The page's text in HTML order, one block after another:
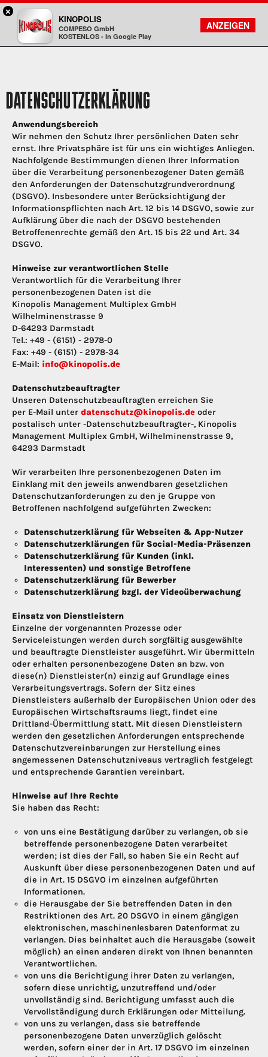
Kinopolis
FILMSUCHE
KONTO
DATENSCHUTZERKLÄRUNG
Anwendungsbereich
Wir nehmen den Schutz Ihrer persönlichen Daten sehr
ernst. Ihre Privatsphäre ist für uns ein wichtiges Anliegen.
Nachfolgende Bestimmungen dienen Ihrer Information
über die Verarbeitung personenbezogener Daten gemäß
den Anforderungen der Datenschutzgrundverordnung
(DSGVO). Insbesondere unter Berücksichtigung der
Informationspflichten nach Art. 12 bis 14 DSGVO, sowie zur
Aufklärung über die nach der DSGVO bestehenden
Betroffenenrechte gemäß den Art. 15 bis 22 und Art. 34
DSGVO.
Hinweise zur verantwortlichen Stelle
Verantwortlich für die Verarbeitung Ihrer
personenbezogenen Daten ist die
Kinopolis Management Multiplex GmbH
Wilhelminenstrasse 9
D-64293 Darmstadt
Tel.: +49 - (6151) - 2978-0
Fax: +49 - (6151) - 2978-34
E-Mail: info@kinopolis.de
Datenschutzbeauftragter
Unseren Datenschutzbeauftragten erreichen Sie
per E-Mail unter datenschutz@kinopolis.de oder
postalisch unter -Datenschutzbeauftragter-, Kinopolis
Management Multiplex GmbH, Wilhelminenstrasse 9,
64293 Darmstadt
Wir verarbeiten Ihre personenbezogenen Daten im
Einklang mit den jeweils anwendbaren gesetzlichen
Datenschutzanforderungen zu den je Gruppe von
Betroffenen nachfolgend aufgeführten Zwecken:
Datenschutzerklärung für Webseiten & App-Nutzer
Datenschutzerklärungen für Social-Media-Präsenzen
Datenschutzerklärung für Kunden (inkl.
Interessenten) und sonstige Betroffene
Datenschutzerklärung für Bewerber
Datenschutzerklärung bzgl. der Videoüberwachung
Einsatz von Dienstleistern
Einzelne der vorgenannten Prozesse oder
Serviceleistungen werden durch sorgfältig ausgewählte
und beauftragte Dienstleister ausgeführt. Wir übermitteln
oder erhalten personenbezogene Daten an bzw. von
diese(n) Dienstleister(n) einzig auf Grundlage eines
Verarbeitungsvertrags. Sofern der Sitz eines
Dienstleisters außerhalb der Europäischen Union oder des
Europäischen Wirtschaftsraums liegt, findet eine
Drittland-Übermittlung statt. Mit diesen Dienstleistern
werden den gesetzlichen Anforderungen entsprechende
Datenschutzvereinbarungen zur Herstellung eines
angemessenen Datenschutzniveaus vertraglich festgelegt
und entsprechende Garantien vereinbart.
Hinweise auf Ihre Rechte
Sie haben das Recht:
von uns eine Bestätigung darüber zu verlangen, ob sie
betreffende personenbezogene Daten verarbeitet
werden; ist dies der Fall, so haben Sie ein Recht auf
Auskunft über diese personenbezogenen Daten und auf
die in Art. 15 DSGVO im einzelnen aufgeführten
Informationen.
die Herausgabe der Sie betreffenden Daten in den
Restriktionen des Art. 20 DSGVO in einem gängigen
elektronischen, maschinenlesbaren Datenformat zu
verlangen. Dies beinhaltet auch die Herausgabe (soweit
möglich) an einen anderen direkt von Ihnen benannten
Verantwortlichen.
von uns die Berichtigung ihrer Daten zu verlangen,
sofern diese unrichtig, unzutreffend und/oder
unvollständig sind. Berichtigung umfasst auch die
Vervollständigung durch Erklärungen oder Mitteilung.
von uns zu verlangen, dass sie betreffende
personenbezogene Daten unverzüglich gelöscht
werden, sofern einer der in Art. 17 DSGVO im einzelnen
×
KINOPOLIS
COMPESO GmbH
KOSTENLOS - In Google Play
ANZEIGEN